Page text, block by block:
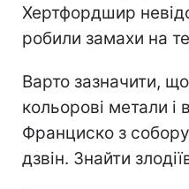
Хертфордшир
робили замахи на
Варто зазначити,
кольорові метали
Франциско з
дзвін. Знайти